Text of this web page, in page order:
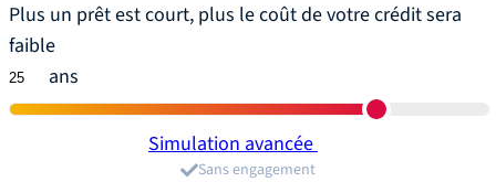
Plus un prêt est court, plus le coût de votre crédit sera
faible
ans
Simulation avancée
Sans engagement